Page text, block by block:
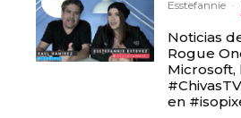
Esstefannie ·
Noticias
Rogue
en